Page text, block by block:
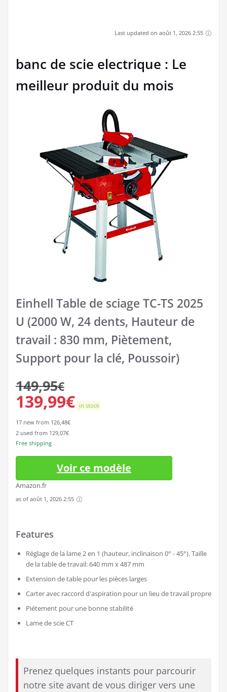
Last updated on août 1, 2026 2:55
banc de scie electrique : Le
meilleur produit du mois
Einhell Table de sciage TC-TS 2025
U (2000 W, 24 dents, Hauteur de
travail : 830 mm, Piètement,
Support pour la clé, Poussoir)
149,95€
139,99€ in stock
17 new from 126,48€
2 used from 129,07€
Free shipping
Voir ce modèle
Amazon.fr
as of août 1, 2026 2:55
Features
Réglage de la lame 2 en 1 (hauteur, inclinaison 0° - 45°). Taille
de la table de travail: 640 mm x 487 mm
Extension de table pour les pièces larges
Carter avec raccord d'aspiration pour un lieu de travail propre
Piétement pour une bonne stabilité
Lame de scie CT
Prenez quelques instants pour parcourir
notre site avant de vous diriger vers une